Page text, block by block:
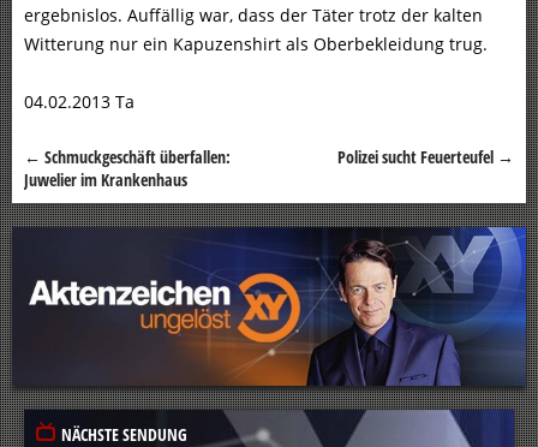
ergebnislos. Auffällig war, dass der Täter trotz der kalten
Witterung nur ein Kapuzenshirt als Oberbekleidung trug.
04.02.2013 Ta
Beitragsnavigation
← Schmuckgeschäft überfallen:
Juwelier im Krankenhaus
Polizei sucht Feuerteufel →
NÄCHSTE SENDUNG